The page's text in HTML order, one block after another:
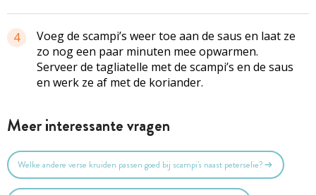
4
Voeg de scampi’s weer toe aan de saus en laat ze
zo nog een paar minuten mee opwarmen.
Serveer de tagliatelle met de scampi’s en de saus
en werk ze af met de koriander.
Meer interessante vragen
Welke andere verse kruiden passen goed bij scampi's naast peterselie?